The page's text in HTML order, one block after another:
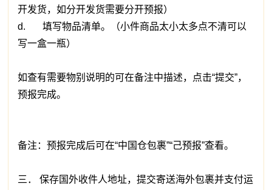
开发货，如分开发货需要分开预报）
d. 填写物品清单。（小件商品太小太多点不清可以
写一盒一瓶）
如查有需要物别说明的可在备注中描述，点击“提交”，
预报完成。
备注：预报完成后可在“中国仓包裹”“己预报”查看。
三． 保存国外收件人地址，提交寄送海外包裹并支付运